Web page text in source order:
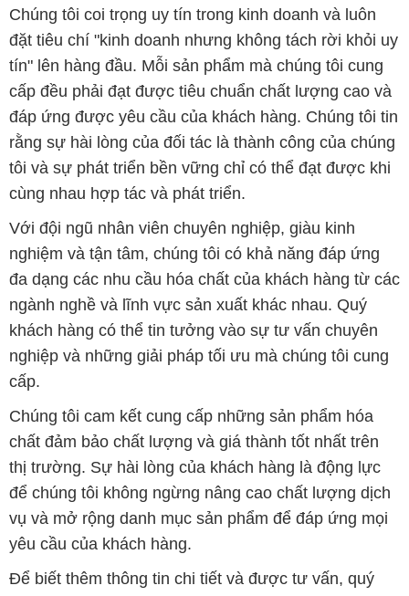
Chúng tôi coi trọng uy tín trong kinh doanh và luôn
đặt tiêu chí "kinh doanh nhưng không tách rời khỏi uy
tín" lên hàng đầu. Mỗi sản phẩm mà chúng tôi cung
cấp đều phải đạt được tiêu chuẩn chất lượng cao và
đáp ứng được yêu cầu của khách hàng. Chúng tôi tin
rằng sự hài lòng của đối tác là thành công của chúng
tôi và sự phát triển bền vững chỉ có thể đạt được khi
cùng nhau hợp tác và phát triển.
Với đội ngũ nhân viên chuyên nghiệp, giàu kinh
nghiệm và tận tâm, chúng tôi có khả năng đáp ứng
đa dạng các nhu cầu hóa chất của khách hàng từ các
ngành nghề và lĩnh vực sản xuất khác nhau. Quý
khách hàng có thể tin tưởng vào sự tư vấn chuyên
nghiệp và những giải pháp tối ưu mà chúng tôi cung
cấp.
Chúng tôi cam kết cung cấp những sản phẩm hóa
chất đảm bảo chất lượng và giá thành tốt nhất trên
thị trường. Sự hài lòng của khách hàng là động lực
để chúng tôi không ngừng nâng cao chất lượng dịch
vụ và mở rộng danh mục sản phẩm để đáp ứng mọi
yêu cầu của khách hàng.
Để biết thêm thông tin chi tiết và được tư vấn, quý